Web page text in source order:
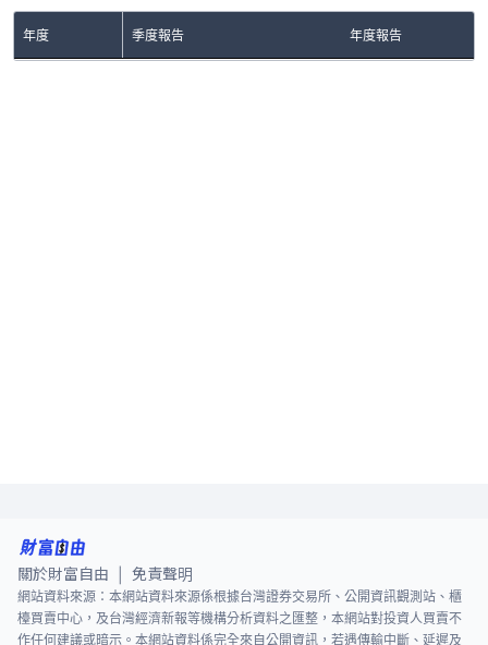
年度 季度報告 年度報告
關於財富自由 免責聲明
網站資料來源：本網站資料來源係根據台灣證券交易所、公開資訊觀測站、櫃
檯買賣中心，及台灣經濟新報等機構分析資料之匯整，本網站對投資人買賣不
作任何建議或暗示。本網站資料係完全來自公開資訊，若遇傳輸中斷、延遲及